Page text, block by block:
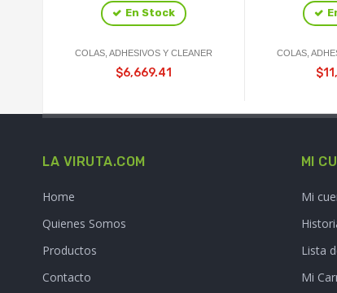
En Stock
COLAS, ADHESIVOS Y CLEANER
$6,669.41
COLAS,
LA VIRUTA.COM
Home
Quienes Somos
Productos
Contacto
MI
Mi
Lista
Mi